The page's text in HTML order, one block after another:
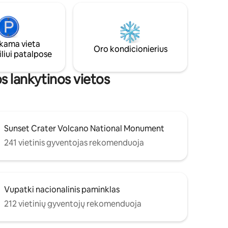
ir
į
✔ Židinys patalpoje ✔ Vidinis kiemas
(gaisrinė, kepsninė) ✔ Didelės spartos
Wi-Fi ✔ Nemokama automobilio
stovėjimo aikštelė Žiūrėti daugiau
vieta
patalpose
Oro kondicionierius
lankytinos vietos
Sunset Crater Volcano National Monument
241 vietinis gyventojas rekomenduoja
Vupatki nacionalinis paminklas
212 vietinių gyventojų rekomenduoja